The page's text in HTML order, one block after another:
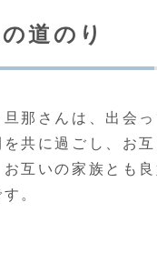
道のり
那さんは、出会
を共に過ごし、お
お互いの家族とも
。